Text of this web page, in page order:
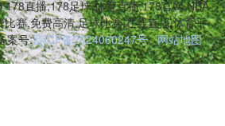
直播,178足球,体育直播,178官网,NBA
赛,免费高清,足球比赛,在线直播,体育平
案号:晋ICP备2024060247号 网站地图